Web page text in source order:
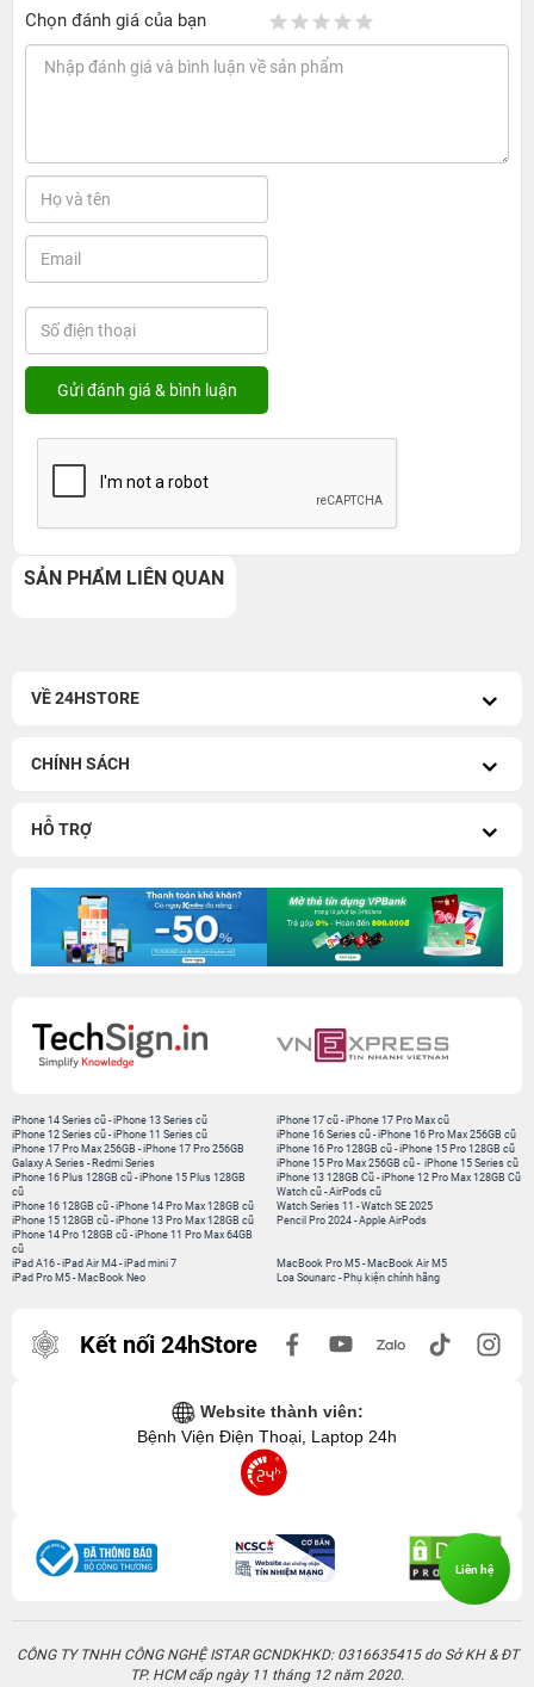
Chọn đánh giá của bạn
SẢN PHẨM LIÊN QUAN
VỀ 24HSTORE
CHÍNH SÁCH
HỖ TRỢ
iPhone 14 Series cũ -iPhone 13 Series cũ
iPhone 12 Series cũ -iPhone 11 Series cũ
iPhone 17 Pro Max 256GB -iPhone 17 Pro 256GB
Galaxy A Series - Redmi Series
iPhone 17 cũ-iPhone 17 Pro Max cũ
iPhone 16 Series cũ- iPhone 16 Pro Max 256GB cũ
iPhone 16 Pro 128GB cũ-iPhone 15 Pro 128GB cũ
iPhone 15 Pro Max 256GB cũ- iPhone 15 Series cũ
iPhone 16 Plus 128GB cũ -iPhone 15 Plus 128GB
cũ
iPhone 16 128GB cũ -iPhone 14 Pro Max 128GB cũ
iPhone 15 128GB cũ -iPhone 13 Pro Max 128GB cũ
iPhone 14 Pro 128GB cũ -iPhone 11 Pro Max 64GB
cũ
iPhone 13 128GB Cũ-iPhone 12 Pro Max 128GB Cũ
Watch cũ-AirPods cũ
Watch Series 11 -Watch SE 2025
Pencil Pro 2024-Apple AirPods
iPad A16 -iPad Air M4 -iPad mini 7
iPad Pro M5 - MacBook Neo
MacBook Pro M5- MacBook Air M5
Loa Sounarc- Phụ kiện chính hãng
Kết nối 24hStore
Website thành viên:
Bệnh Viện Điện Thoại, Laptop 24h
CÔNG TY TNHH CÔNG NGHỆ ISTAR GCNDKHKD: 0316635415 do Sở KH & ĐT
TP. HCM cấp ngày 11 tháng 12 năm 2020.
Liên hệ